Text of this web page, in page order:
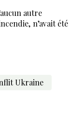
autre
n’avait été
Ukraine